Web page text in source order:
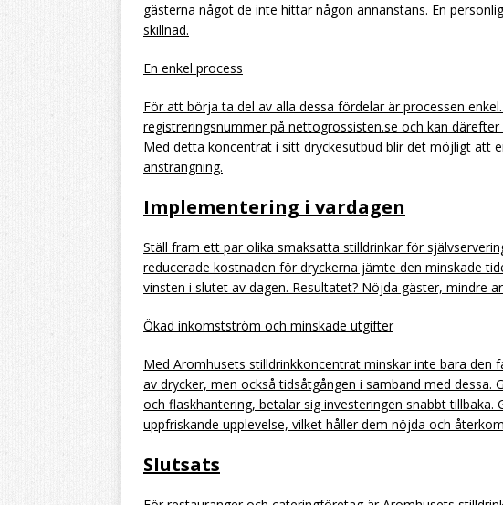
gästerna något de inte hittar någon annanstans. En
skillnad.
En enkel process
För att börja ta del av alla dessa fördelar är processen
registreringsnummer på nettogrossisten.se och kan
Med detta koncentrat i sitt dryckesutbud blir det möjligt att
ansträngning.
Implementering i vardagen
Ställ fram ett par olika smaksatta stilldrinkar för
reducerade kostnaden för dryckerna jämte den minskade
vinsten i slutet av dagen. Resultatet? Nöjda gäster, mindre
Ökad inkomstström och minskade utgifter
Med Aromhusets stilldrinkkoncentrat minskar inte bara den
av drycker, men också tidsåtgången i samband med
och flaskhantering, betalar sig investeringen snabbt tillbaka.
uppfriskande upplevelse, vilket håller dem nöjda och
Slutsats